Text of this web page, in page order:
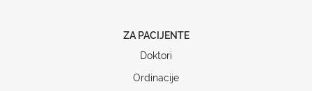
ZA PACIJENTE
Doktori
Ordinacije